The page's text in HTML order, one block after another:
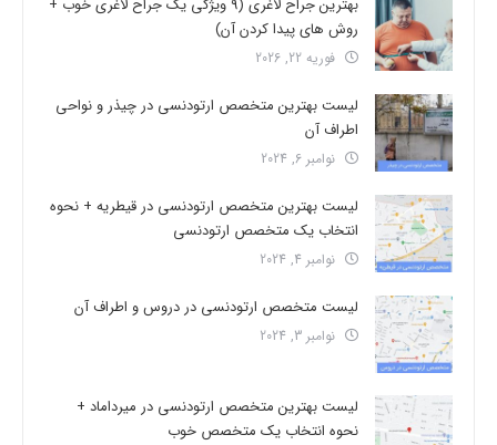
بهترین جراح لاغری (9 ویژگی یک جراح لاغری خوب +
روش های پیدا کردن آن)
فوریه 22, 2026
لیست بهترین متخصص ارتودنسی در چیذر و نواحی
اطراف آن
نوامبر 6, 2024
لیست بهترین متخصص ارتودنسی در قیطریه + نحوه
انتخاب یک متخصص ارتودنسی
نوامبر 4, 2024
لیست متخصص ارتودنسی در دروس و اطراف آن
نوامبر 3, 2024
لیست بهترین متخصص ارتودنسی در میرداماد +
نحوه انتخاب یک متخصص خوب